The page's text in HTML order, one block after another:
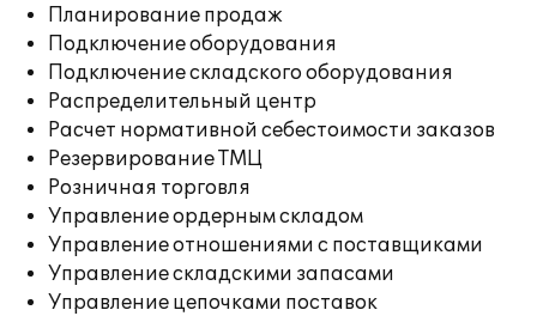
Планирование продаж
Подключение оборудования
Подключение складского оборудования
Распределительный центр
Расчет нормативной себестоимости заказов
Резервирование ТМЦ
Розничная торговля
Управление ордерным складом
Управление отношениями с поставщиками
Управление складскими запасами
Управление цепочками поставок